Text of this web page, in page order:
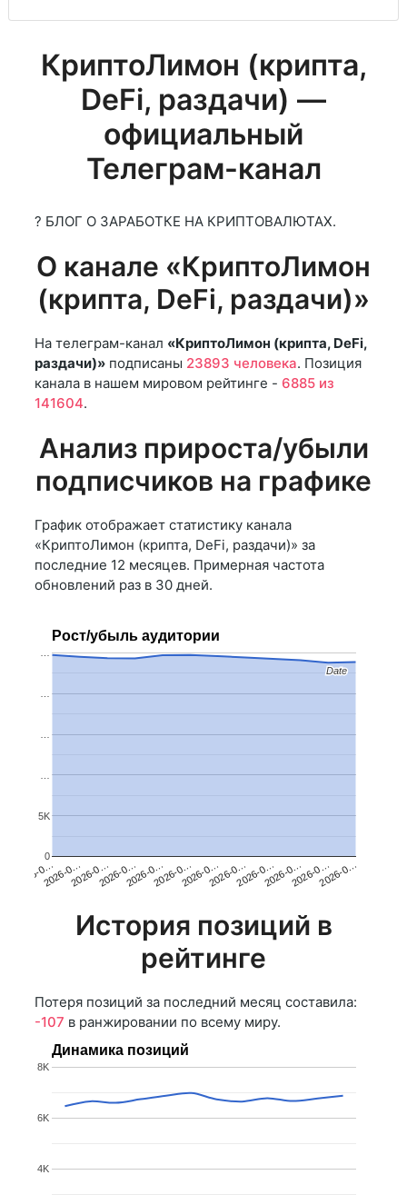
КриптоЛимон (крипта,
DeFi, раздачи) —
официальный
Телеграм-канал
? БЛОГ О ЗАРАБОТКЕ НА КРИПТОВАЛЮТАХ.
О канале «КриптоЛимон
(крипта, DeFi, раздачи)»
На телеграм-канал «КриптоЛимон (крипта, DeFi,
раздачи)» подписаны 23893 человека. Позиция
канала в нашем мировом рейтинге - 6885 из
141604.
Анализ прироста/убыли
подписчиков на графике
График отображает статистику канала
«КриптоЛимон (крипта, DeFi, раздачи)» за
последние 12 месяцев. Примерная частота
обновлений раз в 30 дней.
Рост/убыль аудитории
2026-0…2026-0…2026-0…2026-0…2026-0…2026-0…2026-0…2026-0…2026-0…2026-0…2026-0…2026-0…
0
5K
…
…
Date
Date
История позиций в
рейтинге
Потеря позиций за последний месяц составила:
-107 в ранжировании по всему миру.
Динамика позиций
4K
6K
8K